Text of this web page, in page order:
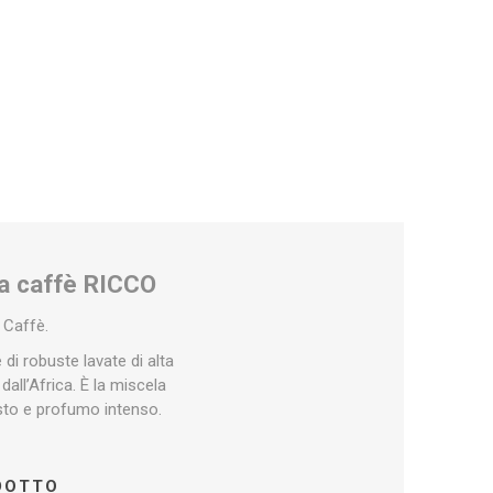
caffè RICCO
Caffè.
di robuste lavate di alta
È la miscela
e profumo intenso.